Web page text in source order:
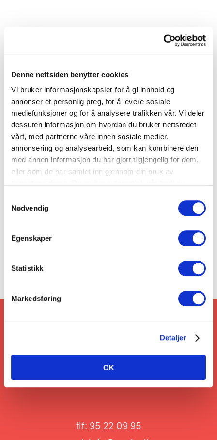
Denne nettsiden benytter cookies
Vi bruker informasjonskapsler for å gi innhold og
annonser et personlig preg, for å levere sosiale
mediefunksjoner og for å analysere trafikken vår. Vi deler
dessuten informasjon om hvordan du bruker nettstedet
vårt, med partnerne våre innen sosiale medier,
annonsering og analysearbeid, som kan kombinere den
med annen informasjon du har gjort tilgjengelig for dem,
eller som de har samlet inn gjennom din bruk av
Nødvendig
Egenskaper
Statistikk
Markedsføring
Detaljer
OK
Oppskrifter
Kakerester
VI VIL GJERNE
SNAKKE MED DEG!
tlf: 95 22 09 95